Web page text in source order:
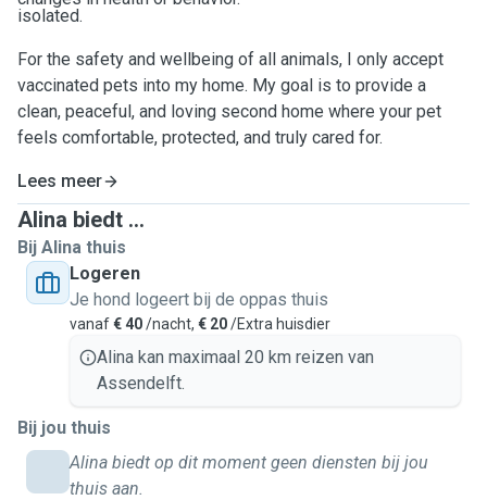
isolated.
For the safety and wellbeing of all animals, I only accept
vaccinated pets into my home. My goal is to provide a
clean, peaceful, and loving second home where your pet
feels comfortable, protected, and truly cared for.
Lees meer
Alina biedt ...
Bij Alina thuis
Logeren
Je hond logeert bij de oppas thuis
vanaf€ 40/nacht, € 20/Extra huisdier
Alina kan maximaal 20 km reizen van
Assendelft.
Bij jou thuis
Alina biedt op dit moment geen diensten bij jou
thuis aan.